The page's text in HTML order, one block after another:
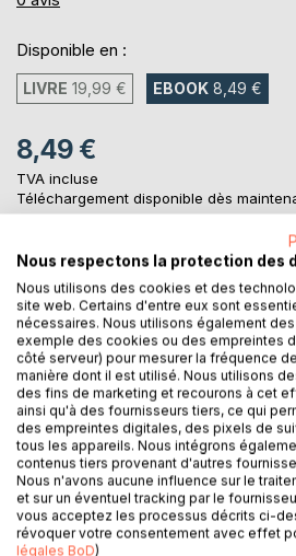
Disponible en :
LIVRE 19,99 € EBOOK 8,49 €
8,49 €
TVA incluse
Téléchargement disponible dès
AJOUTER AU
Ajouter à ma liste d'envies
Laisser un avis
DESCRIPTION
Nous respectons la protection des
Nous utilisons des cookies et des
site web. Certains d'entre eux sont
nécessaires. Nous utilisons également
exemple des cookies ou des empreintes
côté serveur) pour mesurer la fréquence
manière dont il est utilisé. Nous utilisons
des fins de marketing et recourons à cet
ainsi qu'à des fournisseurs tiers, ce qui
des empreintes digitales, des pixels de
tous les appareils. Nous intégrons
contenus tiers provenant d'autres
Nous n'avons aucune influence sur le
et sur un éventuel tracking par le
vous acceptez les processus décrits ci-
révoquer votre consentement avec effet
légales BoD)